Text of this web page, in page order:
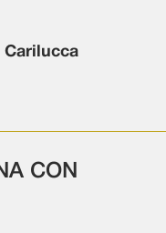
Carilucca
CON